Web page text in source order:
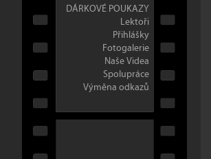
DÁRKOVÉ POUKAZY
Lektoři
Přihlášky
Fotogalerie
Naše Videa
Spolupráce
Výměna odkazů